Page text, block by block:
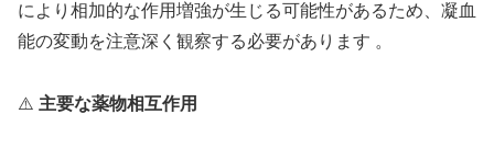
により相加的な作用増強が生じる可能性があるため、凝血
能の変動を注意深く観察する必要があります 。
⚠️ 主要な薬物相互作用